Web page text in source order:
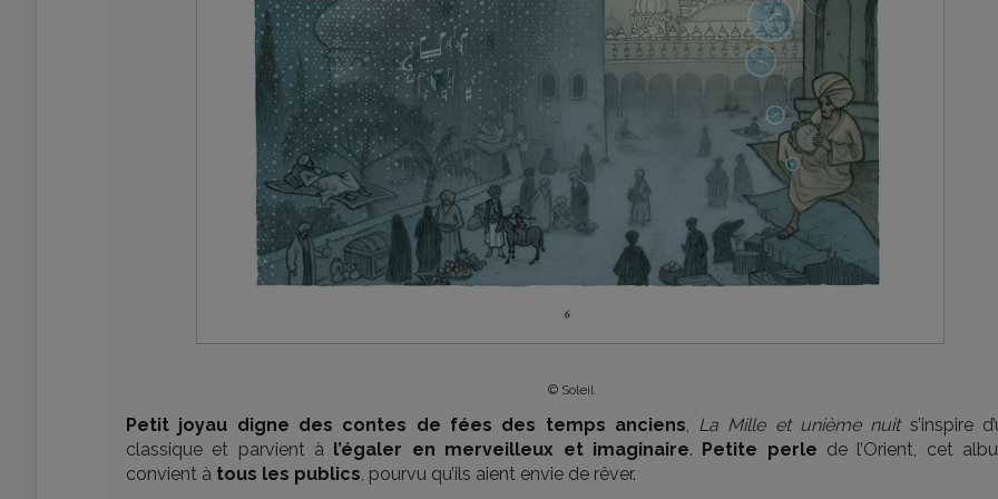
© Soleil
Petit joyau digne des contes de fées des temps anciens, La Mille et unième nuits’inspire
classique et parvient à l’égaler en merveilleux et imaginaire. Petite perle de l’Orient, cet
convient à tous les publics, pourvu qu’ils aient envie de rêver.